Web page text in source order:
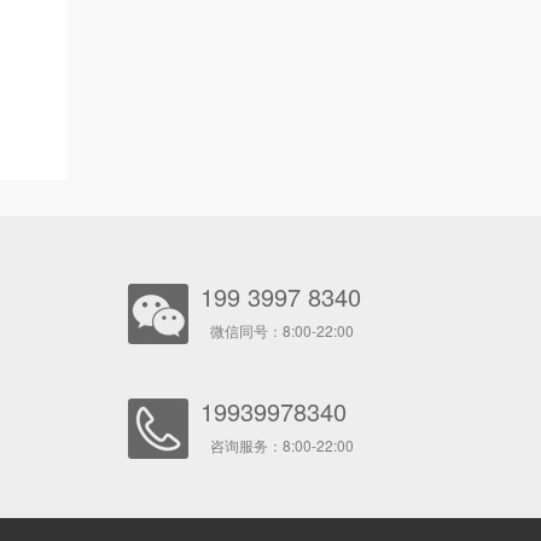
199 3997 8340
微信同号：8:00-22:00
19939978340
咨询服务：8:00-22:00